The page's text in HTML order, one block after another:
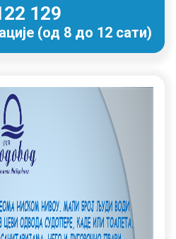
129
(од 8 до 12 сати)